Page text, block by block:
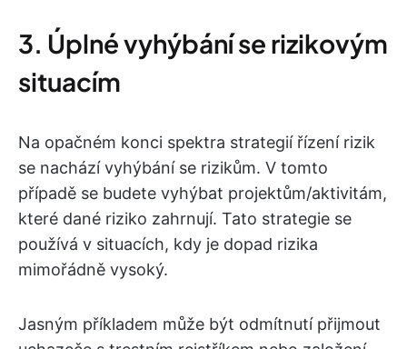
3. Úplné vyhýbání se rizikovým
situacím
Na opačném konci spektra strategií řízení rizik
se nachází vyhýbání se rizikům. V tomto
případě se budete vyhýbat projektům/aktivitám,
které dané riziko zahrnují. Tato strategie se
používá v situacích, kdy je dopad rizika
mimořádně vysoký.
Jasným příkladem může být odmítnutí přijmout